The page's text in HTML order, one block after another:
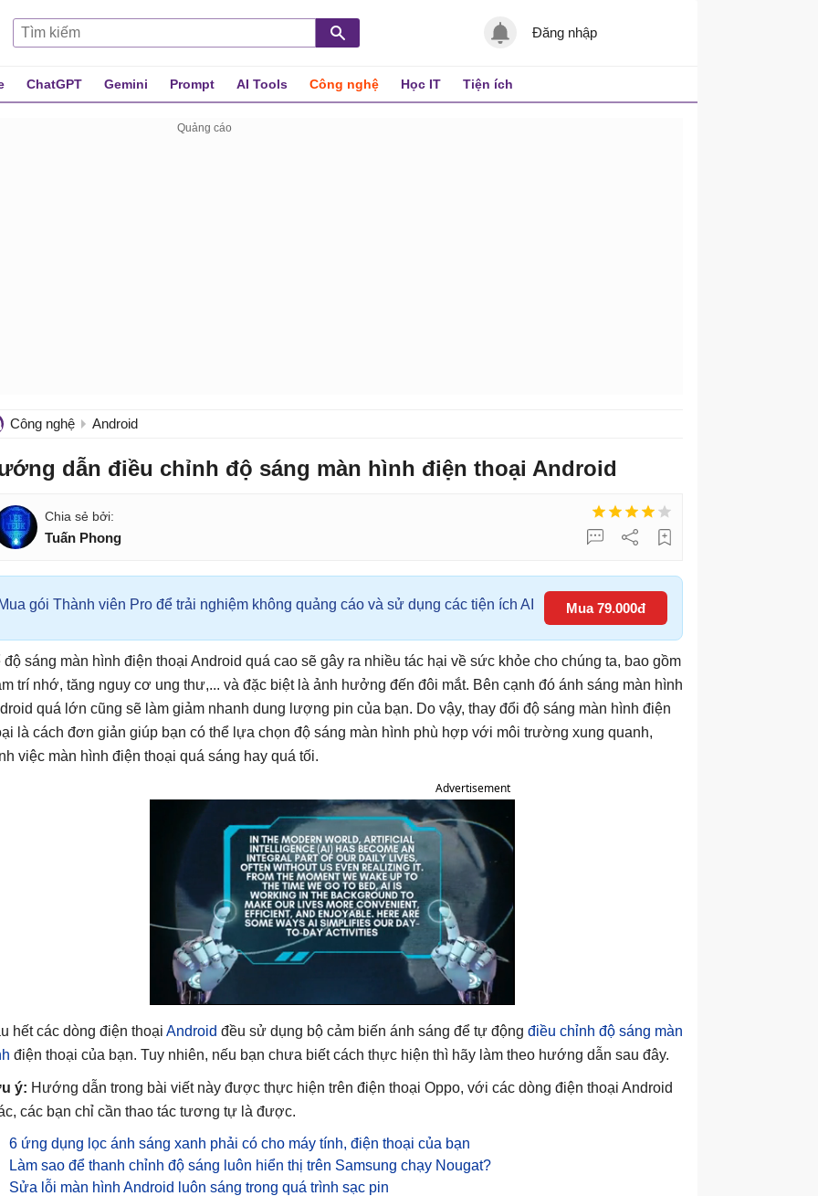
Đăng nhập
ChatGPT Gemini Prompt AI Tools Công nghệ Học IT Tiện ích
Công nghệ Android
dẫn điều chỉnh độ sáng màn hình điện thoại Android
Tuấn Phong
Mua gói Thành viên Pro để trải nghiệm không quảng cáo và sử dụng các tiện ích AI Mua 79.000đ
sáng màn hình điện thoại Android quá cao sẽ gây ra nhiều tác hại về sức khỏe cho chúng ta, bao gồm
trí nhớ, tăng nguy cơ ung thư,... và đặc biệt là ảnh hưởng đến đôi mắt. Bên cạnh đó ánh sáng màn hình
quá lớn cũng sẽ làm giảm nhanh dung lượng pin của bạn. Do vậy, thay đổi độ sáng màn hình điện
là cách đơn giản giúp bạn có thể lựa chọn độ sáng màn hình phù hợp với môi trường xung quanh,
việc màn hình điện thoại quá sáng hay quá tối.
Advertisement
hết các dòng điện thoại Android đều sử dụng bộ cảm biến ánh sáng để tự động điều chỉnh độ sáng màn
điện thoại của bạn. Tuy nhiên, nếu bạn chưa biết cách thực hiện thì hãy làm theo hướng dẫn sau đây.
ý: Hướng dẫn trong bài viết này được thực hiện trên điện thoại Oppo, với các dòng điện thoại Android
các bạn chỉ cần thao tác tương tự là được.
6 ứng dụng lọc ánh sáng xanh phải có cho máy tính, điện thoại của bạn
Làm sao để thanh chỉnh độ sáng luôn hiển thị trên Samsung chạy Nougat?
Sửa lỗi màn hình Android luôn sáng trong quá trình sạc pin